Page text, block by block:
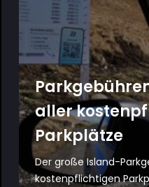
aller
Parkplätze
Der große Island-
kostenpflichtigen